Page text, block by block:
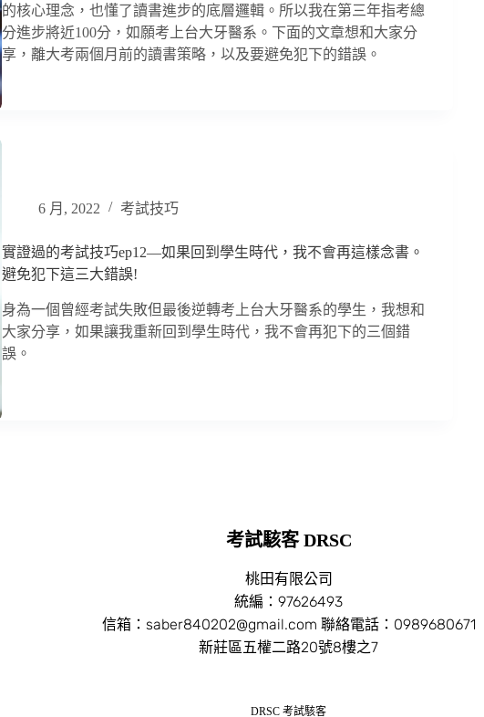
的核心理念，也懂了讀書進步的底層邏輯。所以我在第三年指考總
分進步將近100分，如願考上台大牙醫系。下面的文章想和大家分
享，離大考兩個月前的讀書策略，以及要避免犯下的錯誤。
6 月, 2022 考試技巧
實證過的考試技巧ep12―如果回到學生時代，我不會再這樣念書。
避免犯下這三大錯誤!
身為一個曾經考試失敗但最後逆轉考上台大牙醫系的學生，我想和
大家分享，如果讓我重新回到學生時代，我不會再犯下的三個錯
誤。
考試駭客 DRSC
桃田有限公司
統編：97626493
信箱：saber840202@gmail.com 聯絡電話：0989680671
新莊區五權二路20號8樓之7
DRSC 考試駭客